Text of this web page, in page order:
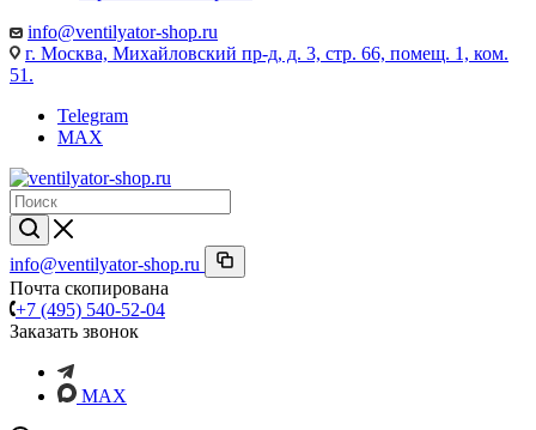
info@ventilyator-shop.ru
г. Москва, Михайловский пр-д, д. 3, cтр. 66, помещ. 1, ком.
51.
Telegram
MAX
info@ventilyator-shop.ru
Почта скопирована
+7 (495) 540-52-04
Заказать звонок
MAX